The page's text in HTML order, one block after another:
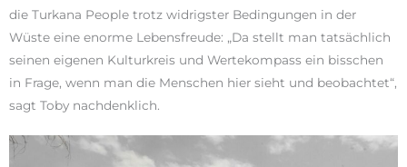
die Turkana People trotz widrigster Bedingungen in der
Wüste eine enorme Lebensfreude: „Da stellt man tatsächlich
seinen eigenen Kulturkreis und Wertekompass ein bisschen
in Frage, wenn man die Menschen hier sieht und beobachtet“,
sagt Toby nachdenklich.